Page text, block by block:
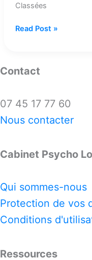
Classées
Read Post »
Contact
07 45 17 77 60
Nous contacter
Cabinet Psycho
Qui sommes-nous
Protection de vos
Conditions
Ressources